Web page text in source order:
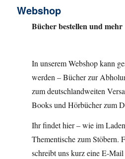
Webshop
Bücher bestellen und mehr
In unserem Webshop kann
werden – Bücher zur
zum deutschlandweiten
Books und Hörbücher zum
Ihr findet hier – wie im
Thementische zum Stöbern.
schreibt uns kurz eine E-